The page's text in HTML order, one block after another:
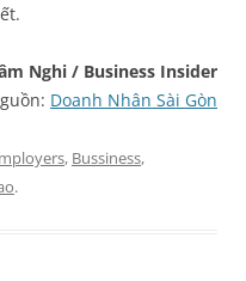
Nghi / Business Insider
Doanh Nhân Sài Gòn
, Bussiness,
.